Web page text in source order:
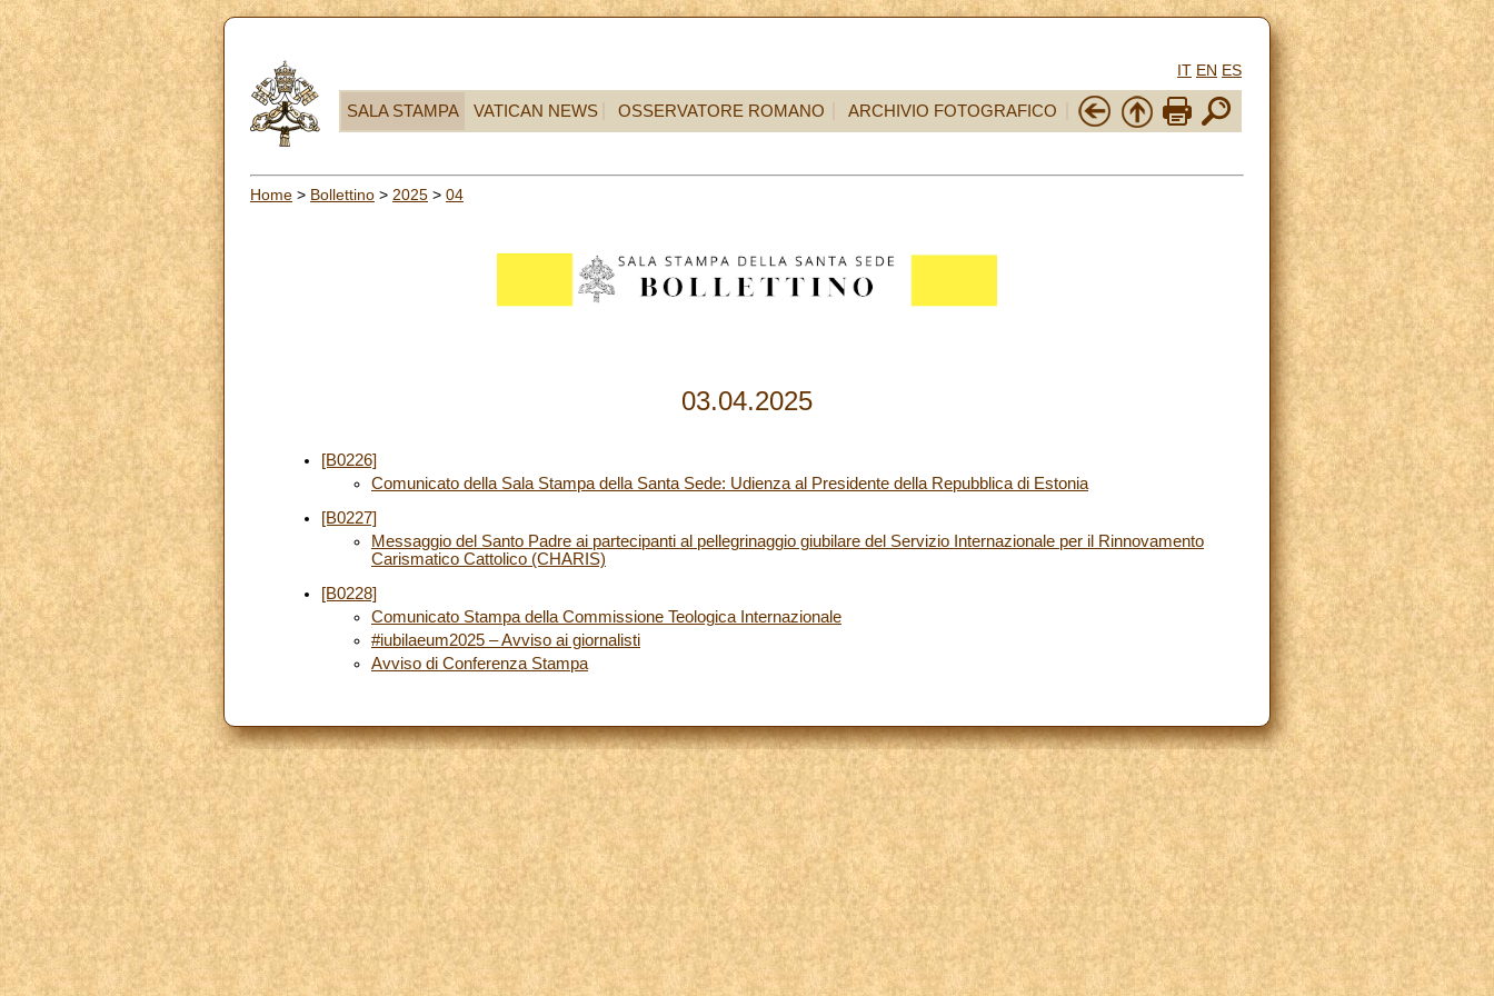
IT EN ES
SALA STAMPA VATICAN NEWS OSSERVATORE ROMANO ARCHIVIO FOTOGRAFICO
Home > Bollettino > 2025 > 04
03.04.2025
[B0226]
Comunicato della Sala Stampa della Santa Sede: Udienza al Presidente della Repubblica di Estonia
[B0227]
Messaggio del Santo Padre ai partecipanti al pellegrinaggio giubilare del Servizio Internazionale per il Rinnovamento
Carismatico Cattolico (CHARIS)
[B0228]
Comunicato Stampa della Commissione Teologica Internazionale
#iubilaeum2025 – Avviso ai giornalisti
Avviso di Conferenza Stampa